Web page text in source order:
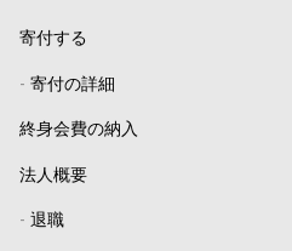
寄付する
- 寄付の詳細
終身会費の納入
法人概要
- 退職